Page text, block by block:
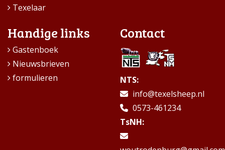
Texelaar
Handige links
Gastenboek
Nieuwsbrieven
formulieren
Contact
NTS:
info@texelsheep.nl
0573-461234
TsNH: